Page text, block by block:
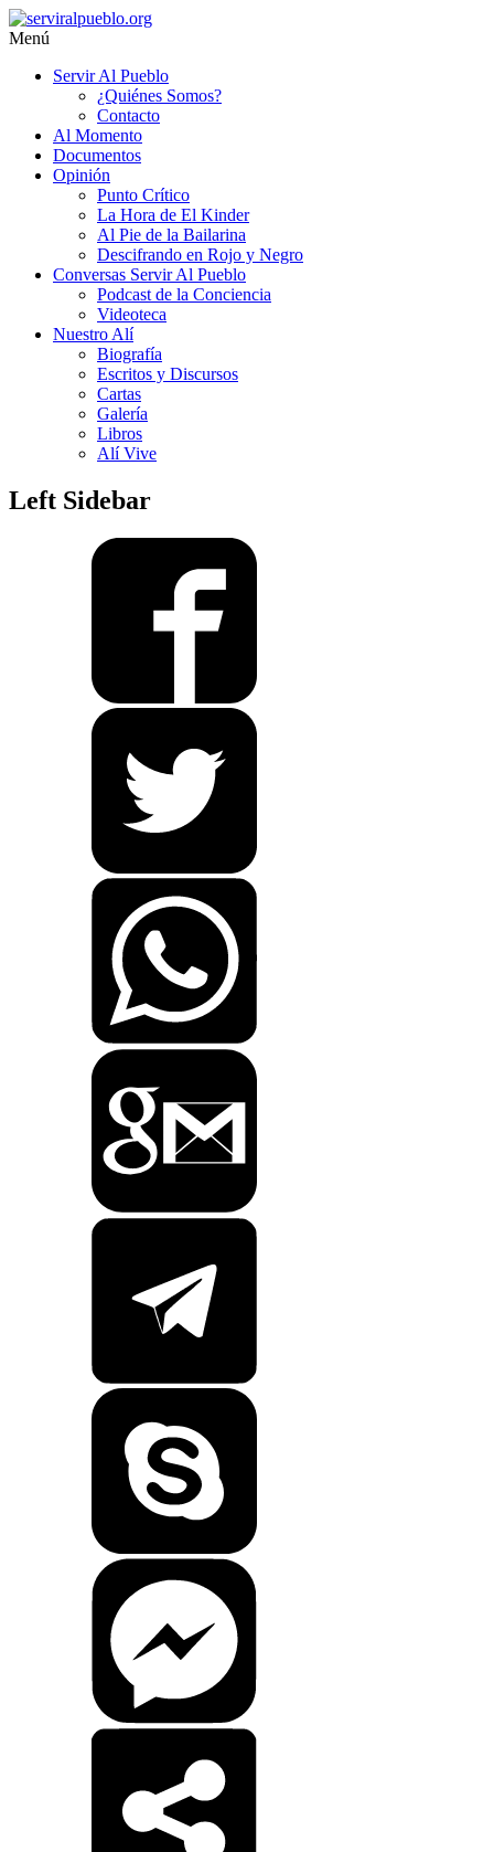
Saltar
al
#SomosServirAlPueblo
Menú
Servir Al Pueblo
¿Quiénes Somos?
Contacto
Al Momento
Documentos
Opinión
Punto Crítico
La Hora de El Kinder
Al Pie de la Bailarina
Descifrando en Rojo y Negro
Conversas Servir Al Pueblo
Podcast de la Conciencia
Videoteca
Nuestro Alí
Biografía
Escritos y Discursos
Cartas
Galería
Libros
Alí Vive
Left Sidebar